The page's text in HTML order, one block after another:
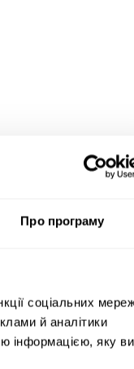
Про програму
соціальних
й аналітики
інформацією, яку